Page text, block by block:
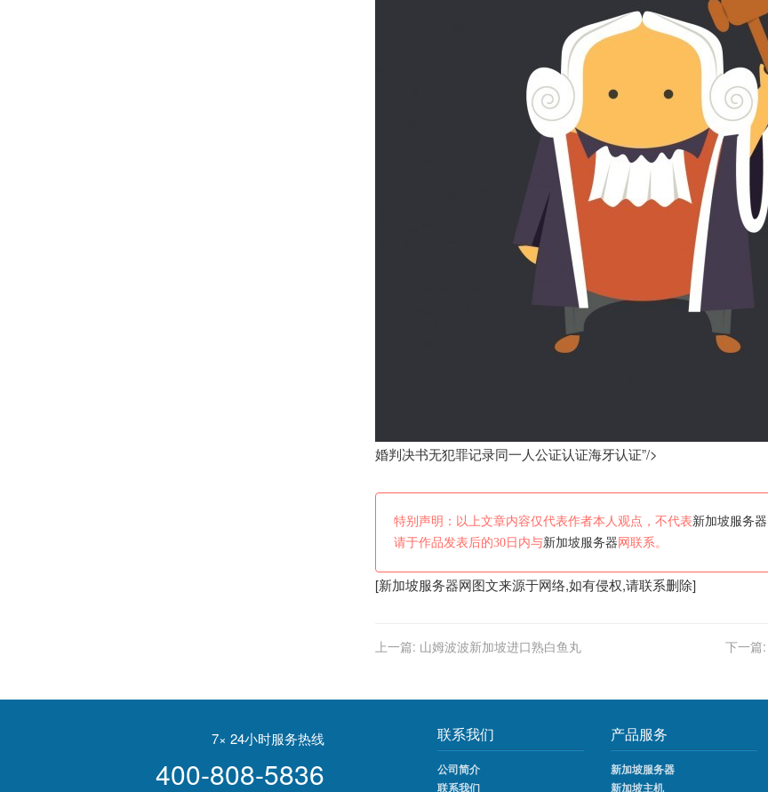
婚判决书无犯罪记录同一人公证认证海牙认证”/>
特别声明：以上文章内容仅代表作者本人观点，不代表新加坡服务器
请于作品发表后的30日内与新加坡服务器 网联系。
[新加坡服务器网图文来源于网络,如有侵权,请联系删除]
上一篇: 山姆波波新加坡进口熟白鱼丸 下一篇:
7× 24小时服务热线
400-808-5836
联系我们
公司简介
联系我们
产品服务
新加坡服务器
新加坡主机